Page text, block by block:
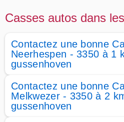
Casses autos dans
Contactez une bonne
Neerhespen - 3350 à 1
gussenhoven
Contactez une bonne
Melkwezer - 3350 à 2
gussenhoven